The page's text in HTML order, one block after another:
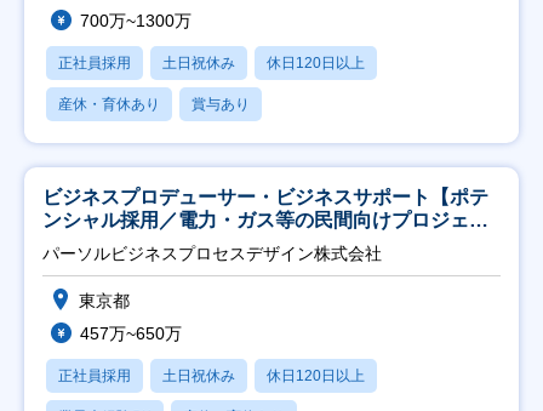
700万~1300万
正社員採用 土日祝休み 休日120日以上
産休・育休あり 賞与あり
ビジネスプロデューサー・ビジネスサポート【ポテ
ンシャル採用／電力・ガス等の民間向けプロジェク
ト推進】
パーソルビジネスプロセスデザイン株式会社
東京都
457万~650万
正社員採用 土日祝休み 休日120日以上